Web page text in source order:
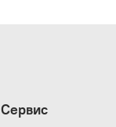
Сервис